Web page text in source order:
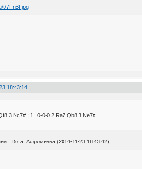
18:43:14
3.Nc7# ; 1...0-0-0 2.Ra7 Qb8 3.Ne7#
(2014-11-23 18:43:42)